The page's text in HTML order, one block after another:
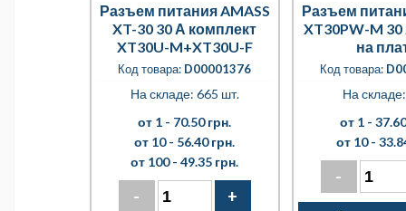
Разъем питания AMASS
XT-30 30 А комплект
XT30U-M+XT30U-F
Код товара: D00001376
На складе: 665 шт.
от 1 - 70.50 грн.
от 10 - 56.40 грн.
от 100 - 49.35 грн.
- +
Разъем
XT30PW-M
на
Код товара:
На
от 1 -
от 10 -
-